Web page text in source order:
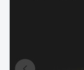
улюбленою